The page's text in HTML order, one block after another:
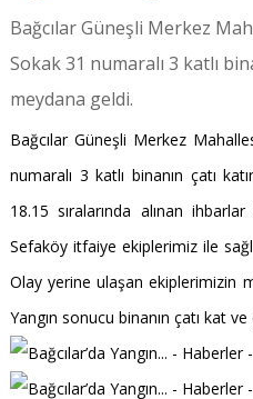
Bağcılar Güneşli Merkez
Sokak 31 numaralı 3 katlı
meydana geldi.
Bağcılar Güneşli Merkez
numaralı 3 katlı binanın çatı
18.15 sıralarında alınan
Sefaköy itfaiye ekiplerimiz ile
Olay yerine ulaşan ekiplerimizin
Yangın sonucu binanın çatı kat ve